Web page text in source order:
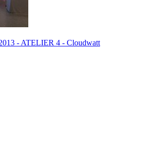
- ATELIER 4 - Cloudwatt